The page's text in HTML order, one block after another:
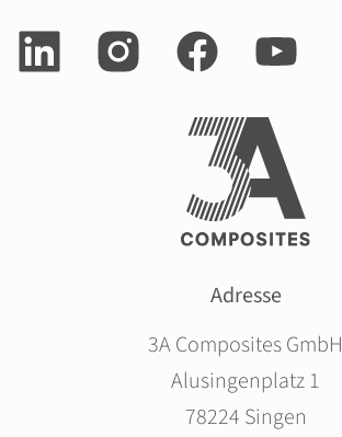
Adresse
3A Composites GmbH
Alusingenplatz 1
78224 Singen